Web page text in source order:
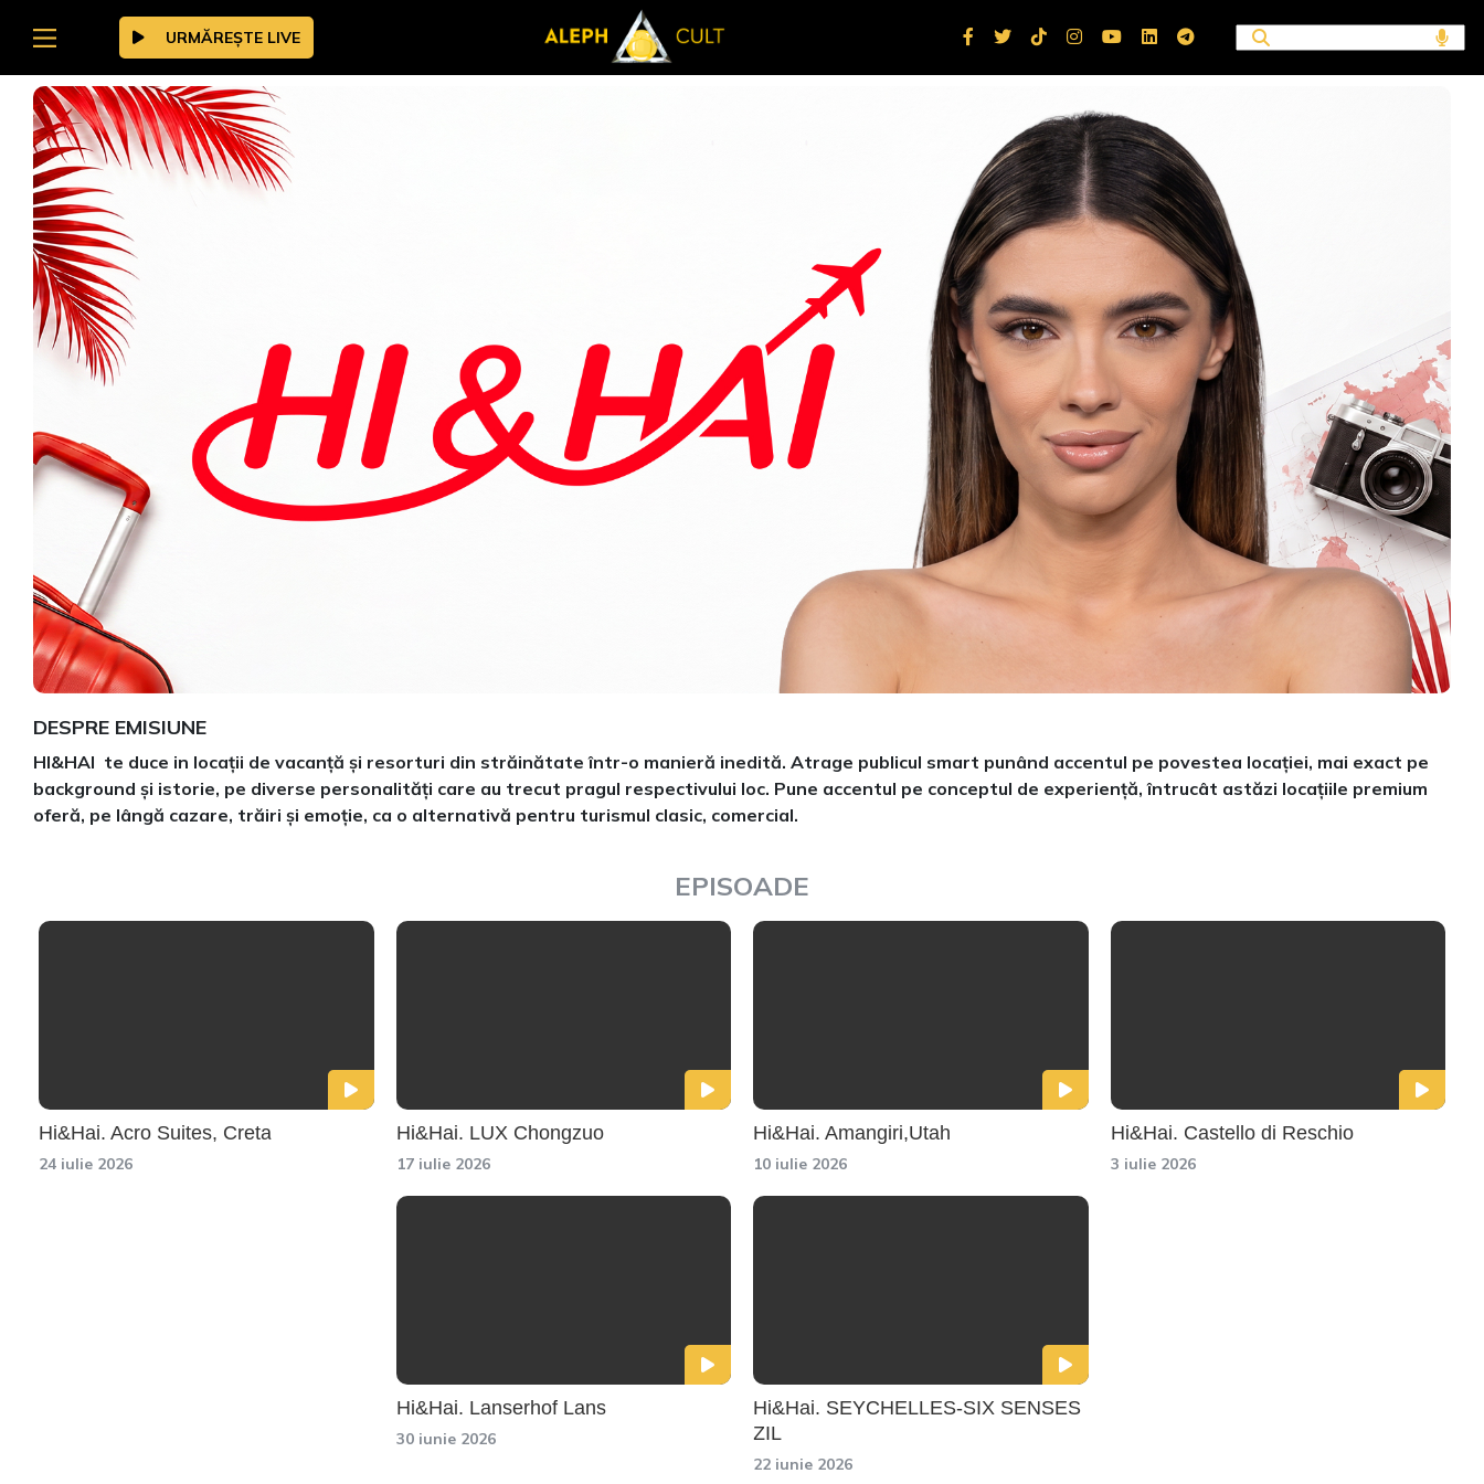
URMĂREȘTE LIVE
DESPRE EMISIUNE
HI&HAI te duce in locații de vacanță și resorturi din străinătate într-o manieră inedită. Atrage publicul smart punând accentul pe povestea locației, mai exact pe
background și istorie, pe diverse personalități care au trecut pragul respectivului loc. Pune accentul pe conceptul de experiență, întrucât astăzi locațiile premium
oferă, pe lângă cazare, trăiri și emoție, ca o alternativă pentru turismul clasic, comercial.
EPISOADE
Hi&Hai. Acro Suites, Creta
24 iulie 2026
Hi&Hai. LUX Chongzuo
17 iulie 2026
Hi&Hai. Amangiri,Utah
10 iulie 2026
Hi&Hai. Castello di Reschio
3 iulie 2026
Hi&Hai. Lanserhof Lans
30 iunie 2026
Hi&Hai. SEYCHELLES-SIX SENSES
ZIL
22 iunie 2026